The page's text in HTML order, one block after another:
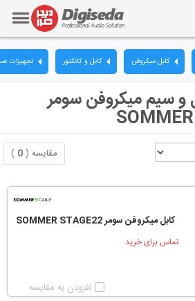
تجهیزات کابل و کانکتور کابل میکروفن
و سیم میکروفن سومر
SOMMER
مقایسه (0
)
کابل میکروفن سومر SOMMER STAGE22
تماس برای خرید
افزودن به مقایسه